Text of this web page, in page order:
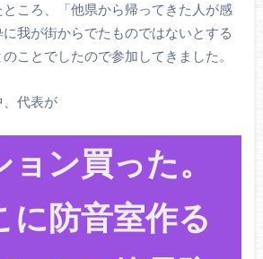
ころ、「他県から帰ってきた人が感
我が街からでたものではないとする
ことでしたので参加してきました。
、代表が
ョン買った。
に防音室作る